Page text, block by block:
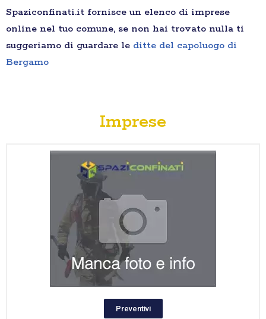
Spaziconfinati.it fornisce un elenco di imprese
online nel tuo comune, se non hai trovato nulla ti
suggeriamo di guardare le ditte del capoluogo di
Bergamo
Imprese
Preventivi